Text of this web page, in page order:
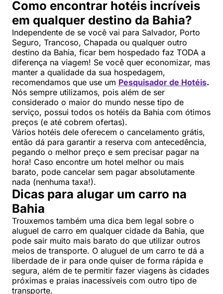
Como encontrar hotéis incríveis
em qualquer destino da Bahia?
Independente de se você vai para Salvador, Porto
Seguro, Trancoso, Chapada ou qualquer outro
destino da Bahia, ficar bem hospedado faz TODA a
diferença na viagem! Se você quer economizar, mas
manter a qualidade da sua hospedagem,
recomendamos que use um Pesquisador de Hotéis.
Nós sempre utilizamos, pois além de ser
considerado o maior do mundo nesse tipo de
serviço, possui todos os hotéis da Bahia com ótimos
preços (e até cobrem ofertas).
Vários hotéis dele oferecem o cancelamento grátis,
então dá para garantir a reserva com antecedência,
pegando o melhor preço e sem precisar pagar na
hora! Caso encontre um hotel melhor ou mais
barato, pode cancelar sem pagar absolutamente
nada (nenhuma taxa!).
Dicas para alugar um carro na
Bahia
Trouxemos também uma dica bem legal sobre o
aluguel de carro em qualquer cidade da Bahia, que
pode sair muito mais barato do que utilizar outros
meios de transporte. O aluguel de um carro te dá a
liberdade de ir para onde quiser de forma rápida e
segura, além de te permitir fazer viagens às cidades
próximas e praias inacessíveis com outro tipo de
transporte.